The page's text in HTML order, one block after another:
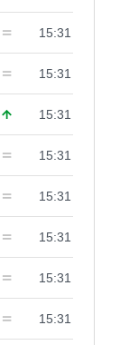
15:31
15:31
15:31
15:31
15:31
15:31
15:31
15:31